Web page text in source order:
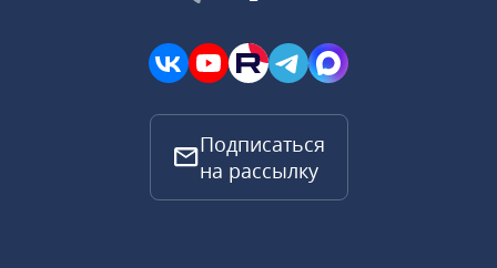
Подписаться
на рассылку